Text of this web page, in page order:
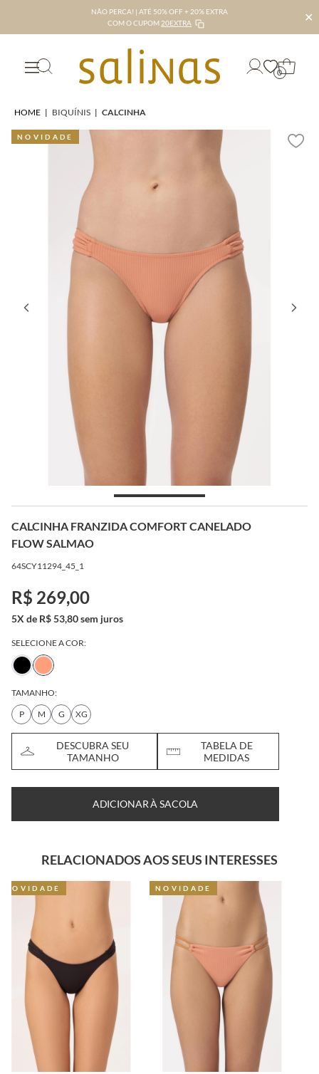
NÃO PERCA! | ATÉ 50% OFF + 20% EXTRA
COM O CUPOM 20EXTRA ✕
0
HOME | BIQUÍNIS | CALCINHA
NOVIDADE
CALCINHA FRANZIDA COMFORT CANELADO
FLOW SALMAO
64SCY11294_45_1
R$ 269,00
5X de R$ 53,80 sem juros
SELECIONE A COR:
TAMANHO:
P
M G XG
DESCUBRA SEU
TAMANHO
TABELA DE
MEDIDAS
ADICIONAR À SACOLA
RELACIONADOS AOS SEUS INTERESSES
NOVIDADE